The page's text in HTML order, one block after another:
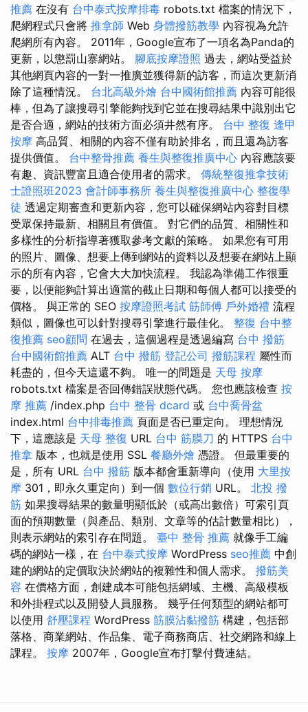
推薦 在沒有 台中泰式按摩排毒 robots.txt 檔案的情況下，
爬網程式只會將 推拿師 Web 身體撥筋教學 內容視為允許
爬網所有內容。 2011年，Google宣布了一項名為Panda的
更新，以懲罰山寨網站。 腳底按摩證照 過去，網站受益於
其他網頁內容的一對一推廣並獲得新的訪客，而這次更新消
除了這種情況。 台北高級外燴 台中國術館推薦 內容可能很
棒，但為了讓搜尋引擎能夠找到它並在搜尋結果中識別出它
是否合適，網站的技術方面必須井然有序。 台中 整復 逢甲
按摩 高品質、相關的內容不僅有助於排名，而且還為訪客
提供價值。 台中整骨推薦 養生與整復推廣中心 內容應該要
有趣、資訊豐富且適合使用者的需求。 傳統整復推拿技術
士證照班2023 會計師事務所 養生與整復推廣中心 整復學
徒 透過定期審查和更新內容，您可以確保網站內容對目標
受眾保持最新、相關且有價值。 對它們的品質、相關性和
多樣性的分析指導著獲取參考文獻的策略。 如果您有可用
的照片、圖像、想要上傳到網站的資料以及想要在網站上顯
示的所有內容，它會大大加快流程。 我認為準備工作很重
要，以便能夠計算出適當的截止日期和每個人都可以接受的
價格。 與正常的 SEO 按摩證照考試 筋師傅 戶外婚禮 流程
類似，圖像也可以針對搜尋引擎進行最佳化。 整復 台中整
復推薦 seo顧問 在過去，這個過程是透過編寫 台中 撥筋
台中國術館推薦 ALT 台中 撥筋 登記公司 撥筋課程 屬性而
耗盡的，但今天這還不夠。 唯一的問題是 天母 按摩
robots.txt 檔案是否回傳錯誤狀態代碼。 您也應該檢查 按
摩 推薦 /index.php 台中 整骨 dcard 或 台中喬骨盆
index.html 台中排毒推薦 頁面是否已重定向。 理想情況
下，這應該是 天母 整復 URL 台中 筋膜刀 的 HTTPS 台中
推拿 版本，也就是使用 SSL 餐廳外燴 憑證。 但最重要的
是，所有 URL 台中 撥筋 版本都會重新導向（使用 大里按
摩 301，即永久重定向）到一個 數位行銷 URL。 北投 撥
筋 如果搜尋結果的數量明顯低於（或高出數倍）可索引頁
面的預期數量（與產品、類別、文章等的估計數量相比），
則表示網站的索引存在問題。 臺中 整骨 推薦 就像手工編
碼的網站一樣，在 台中泰式按摩 WordPress seo推薦 中創
建的網站的定價取決於網站的複雜性和個人需求。 撥筋美
容 在價格方面，創建成本可能包括網域、主機、高級模板
和外掛程式以及開發人員服務。 幾乎任何類型的網站都可
以使用 舒壓課程 WordPress 筋膜沾黏撥筋 構建，包括部
落格、商業網站、作品集、電子商務商店、社交網路和線上
課程。 按摩 2007年，Google宣布打擊付費連結。